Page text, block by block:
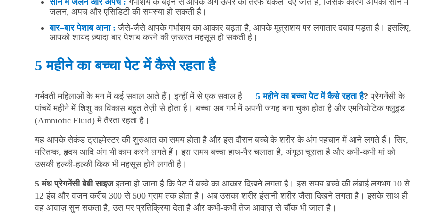
जलन, अपच और एसिडिटी की समस्या हो सकती है।
बार–बार पेशाब आना:जैसे-जैसे आपके गर्भाशय का आकार बढ़ता है, आपके मूत्राशय पर लगातार दबाव पड़ता है। इसलिए,
आपको शायद ज़्यादा बार पेशाब करने की ज़रूरत महसूस हो सकती है।
5 महीने का बच्चा पेट में कैसे रहता है
गर्भवती महिलाओं के मन में कई सवाल आते हैं। इन्हीं में से एक सवाल है — 5 महीने का बच्चा पेट में कैसे रहता है? प्रेगनेंसी के
पांचवें महीने में शिशु का विकास बहुत तेज़ी से होता है। बच्चा अब गर्भ में अपनी जगह बना चुका होता है और एमनियोटिक फ्लूइड
(Amniotic Fluid) में तैरता रहता है।
यह आपके सेकंड ट्राइमेस्टर की शुरुआत का समय होता है और इस दौरान बच्चे के शरीर के अंग पहचान में आने लगते हैं। सिर,
मस्तिष्क, हृदय आदि अंग भी काम करने लगते हैं। इस समय बच्चा हाथ-पैर चलाता है, अंगूठा चूसता है और कभी-कभी मां को
उसकी हल्की-हल्की किक भी महसूस होने लगती है।
5 मंथ प्रेगनेंसी बेबी साइज इतना हो जाता है कि पेट में बच्चे का आकार दिखने लगता है। इस समय बच्चे की लंबाई लगभग 10 से
12 इंच और वजन करीब 300 से 500 ग्राम तक होता है। अब उसका शरीर इंसानी शरीर जैसा दिखने लगता है। इसके साथ ही
वह आवाज़ सुन सकता है, उस पर प्रतिक्रिया देता है और कभी-कभी तेज आवाज़ से चौंक भी जाता है।